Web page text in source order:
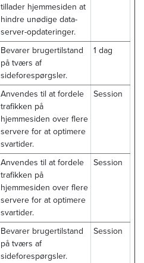
tillader hjemmesiden at
hindre unødige data-
server-opdateringer.
Bevarer brugertilstand
på tværs af
sideforespørgsler.
1 dag
Anvendes til at fordele
trafikken på
hjemmesiden over flere
servere for at optimere
svartider.
Session
Anvendes til at fordele
trafikken på
hjemmesiden over flere
servere for at optimere
svartider.
Session
Bevarer brugertilstand
på tværs af
sideforespørgsler.
Session